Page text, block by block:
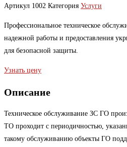
Артикул 1002 Категория Услуги
Профессиональное техническое
надежной работы и предоставления
для безопасной защиты.
Узнать цену
Описание
Техническое обслуживание ЗС ГО
ТО проходит с периодичностью,
такому обслуживанию объекты ГО